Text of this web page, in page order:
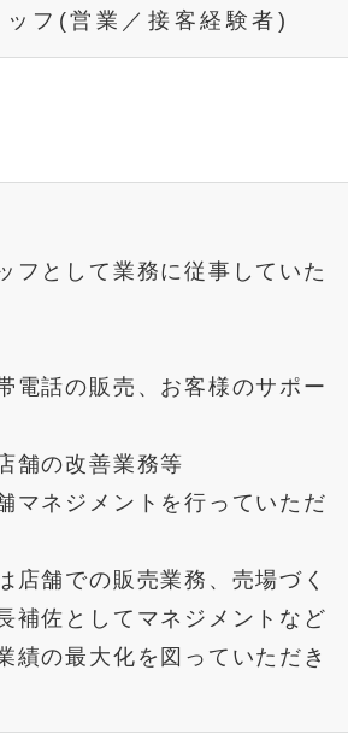
ッフ(営業／接客経験者)
フとして業務に従事していた
電話の販売、お客様のサポー
舗の改善業務等
マネジメントを行っていただ
店舗での販売業務、売場づく
補佐としてマネジメントなど
績の最大化を図っていただき